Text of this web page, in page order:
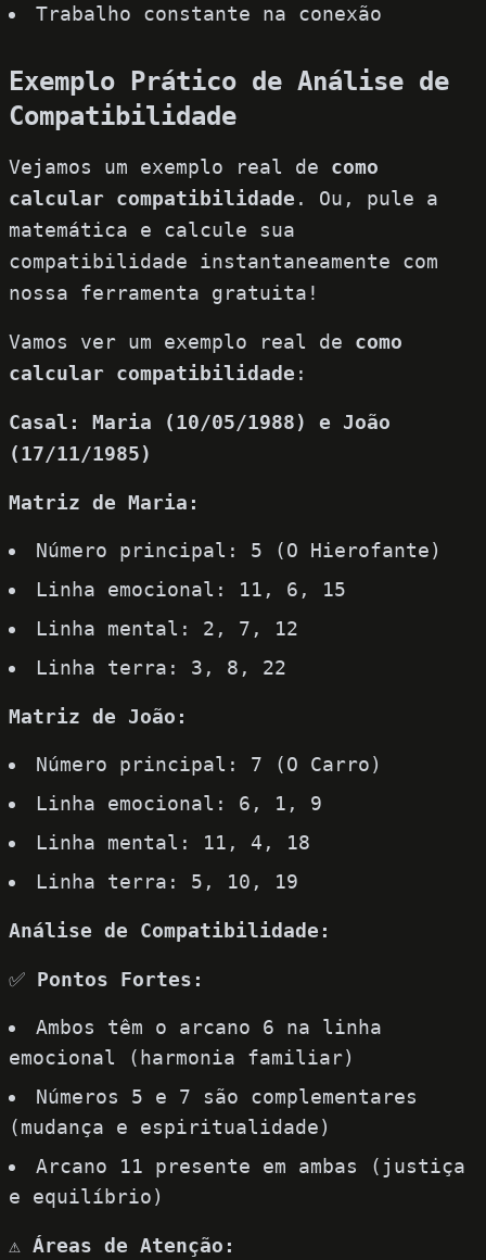
Trabalho constante na conexão
Exemplo Prático de Análise de
Compatibilidade
Vejamos um exemplo real de como
calcular compatibilidade . Ou, pule a
matemática e calcule sua
compatibilidade instantaneamente com
nossa ferramenta gratuita!
Vamos ver um exemplo real de como
calcular compatibilidade :
Casal: Maria (10/05/1988) e João
(17/11/1985)
Matriz de Maria:
Número principal: 5 (O Hierofante)
Linha emocional: 11, 6, 15
Linha mental: 2, 7, 12
Linha terra: 3, 8, 22
Matriz de João:
Número principal: 7 (O Carro)
Linha emocional: 6, 1, 9
Linha mental: 11, 4, 18
Linha terra: 5, 10, 19
Análise de Compatibilidade:
✅ Pontos Fortes:
Ambos têm o arcano 6 na linha
emocional (harmonia familiar)
Números 5 e 7 são complementares
(mudança e espiritualidade)
Arcano 11 presente em ambas (justiça
e equilíbrio)
⚠️ Áreas de Atenção: